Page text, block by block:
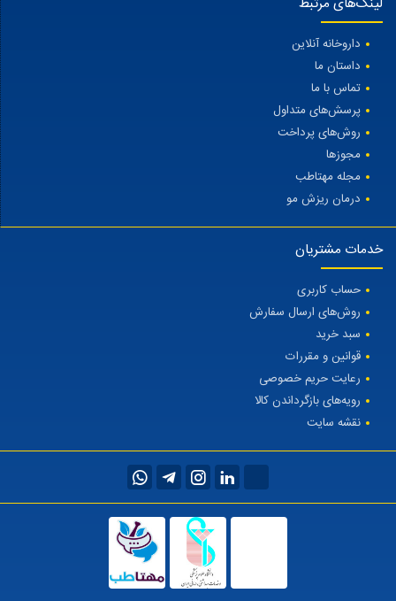
داروخانه آنلاین
داستان ما
تماس با ما
پرسش‌های متداول
روش‌های پرداخت
مجوزها
مجله مهتاطب
درمان ریزش مو
خدمات مشتریان
حساب کاربری
روش‌های ارسال سفارش
سبد خرید
قوانین و مقررات
رعایت حریم خصوصی
رویه‌های بازگرداندن کالا
نقشه سایت